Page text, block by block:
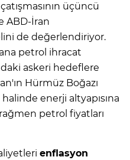
üçüncü
ABD-İran
de değerlendiriyor.
petrol ihracat
askeri hedeflere
Hürmüz Boğazı
enerji altyapısına
petrol fiyatları
enflasyon